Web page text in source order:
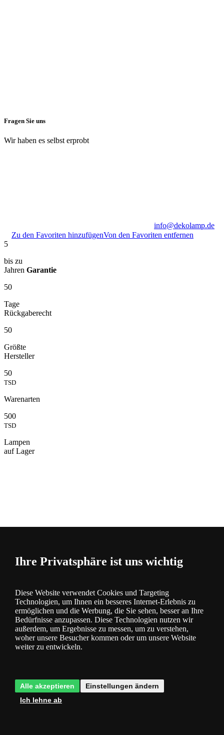
Fragen Sie uns
Wir haben es selbst erprobt
info@dekolamp.de
Zu den Favoriten hinzufügenVon den Favoriten entfernen
5
bis zu
Jahren Garantie
50
Tage
Rückgaberecht
50
Größte
Hersteller
50
TSD
Warenarten
500
TSD
Lampen
auf Lager
Fragen
Ihre Privatsphäre ist uns wichtig
Diese Website verwendet Cookies und Targeting
Technologien, um Ihnen ein besseres Internet-Erlebnis zu
ermöglichen und die Werbung, die Sie sehen, besser an Ihre
Bedürfnisse anzupassen. Diese Technologien nutzen wir
außerdem, um Ergebnisse zu messen, um zu verstehen,
woher unsere Besucher kommen oder um unsere Website
weiter zu entwickeln.
Alle akzeptieren
Einstellungen ändern
Ich lehne ab